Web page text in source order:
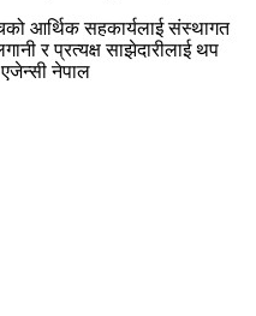
आर्थिक सहकार्यलाई संस्थागत
र प्रत्यक्ष साझेदारीलाई थप
नेपाल